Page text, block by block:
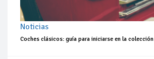
Noticias
Coches clásicos: guía para iniciarse en la colección